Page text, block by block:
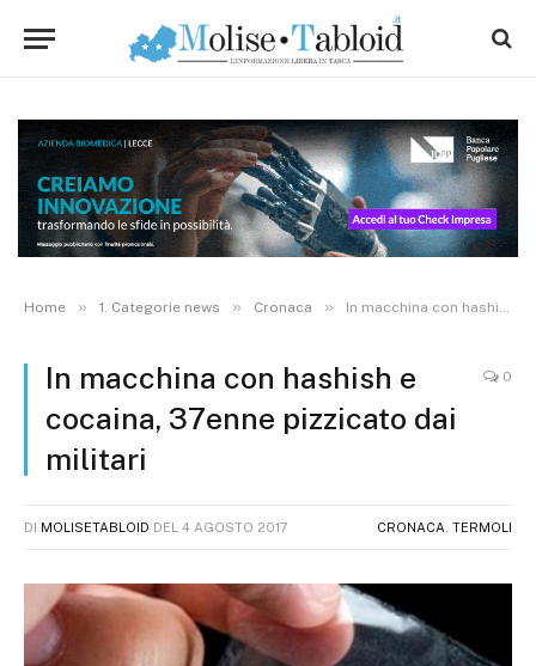
Home » 1. Categorie news » Cronaca » In macchina con hashish e cocaina, 37enne pizzicato dai militari
In macchina con hashish e
cocaina, 37enne pizzicato dai
militari
0
DI MOLISETABLOID DEL 4 AGOSTO 2017 CRONACA TERMOLI